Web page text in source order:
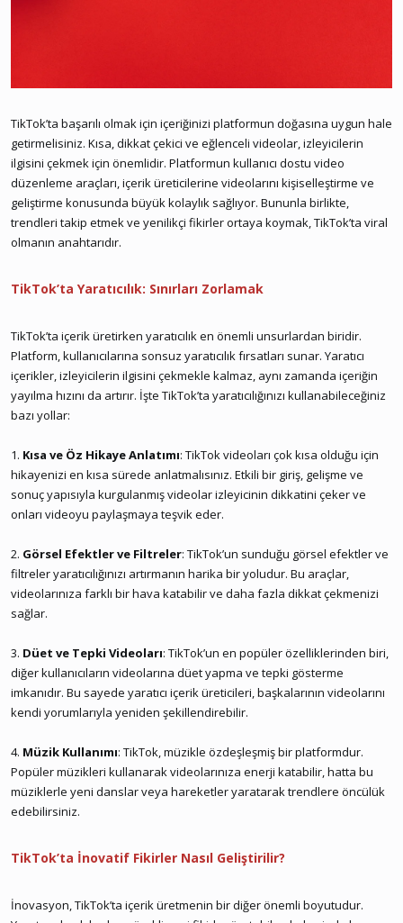
TikTok’ta başarılı olmak için içeriğinizi platformun doğasına uygun hale
getirmelisiniz. Kısa, dikkat çekici ve eğlenceli videolar, izleyicilerin
ilgisini çekmek için önemlidir. Platformun kullanıcı dostu video
düzenleme araçları, içerik üreticilerine videolarını kişiselleştirme ve
geliştirme konusunda büyük kolaylık sağlıyor. Bununla birlikte,
trendleri takip etmek ve yenilikçi fikirler ortaya koymak, TikTok’ta viral
olmanın anahtarıdır.
TikTok’ta Yaratıcılık: Sınırları Zorlamak
TikTok’ta içerik üretirken yaratıcılık en önemli unsurlardan biridir.
Platform, kullanıcılarına sonsuz yaratıcılık fırsatları sunar. Yaratıcı
içerikler, izleyicilerin ilgisini çekmekle kalmaz, aynı zamanda içeriğin
yayılma hızını da artırır. İşte TikTok’ta yaratıcılığınızı kullanabileceğiniz
bazı yollar:
1. Kısa ve Öz Hikaye Anlatımı: TikTok videoları çok kısa olduğu için
hikayenizi en kısa sürede anlatmalısınız. Etkili bir giriş, gelişme ve
sonuç yapısıyla kurgulanmış videolar izleyicinin dikkatini çeker ve
onları videoyu paylaşmaya teşvik eder.
2. Görsel Efektler ve Filtreler: TikTok’un sunduğu görsel efektler ve
filtreler yaratıcılığınızı artırmanın harika bir yoludur. Bu araçlar,
videolarınıza farklı bir hava katabilir ve daha fazla dikkat çekmenizi
sağlar.
3. Düet ve Tepki Videoları: TikTok’un en popüler özelliklerinden biri,
diğer kullanıcıların videolarına düet yapma ve tepki gösterme
imkanıdır. Bu sayede yaratıcı içerik üreticileri, başkalarının videolarını
kendi yorumlarıyla yeniden şekillendirebilir.
4. Müzik Kullanımı: TikTok, müzikle özdeşleşmiş bir platformdur.
Popüler müzikleri kullanarak videolarınıza enerji katabilir, hatta bu
müziklerle yeni danslar veya hareketler yaratarak trendlere öncülük
edebilirsiniz.
TikTok’ta İnovatif Fikirler Nasıl Geliştirilir?
İnovasyon, TikTok’ta içerik üretmenin bir diğer önemli boyutudur.